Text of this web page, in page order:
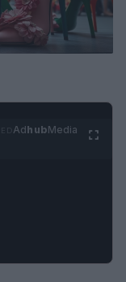
AdhubMedia